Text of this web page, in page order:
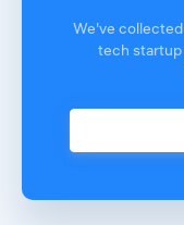
We've
tech startup